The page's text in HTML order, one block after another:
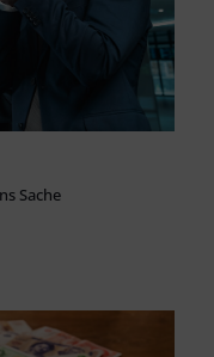
Sache